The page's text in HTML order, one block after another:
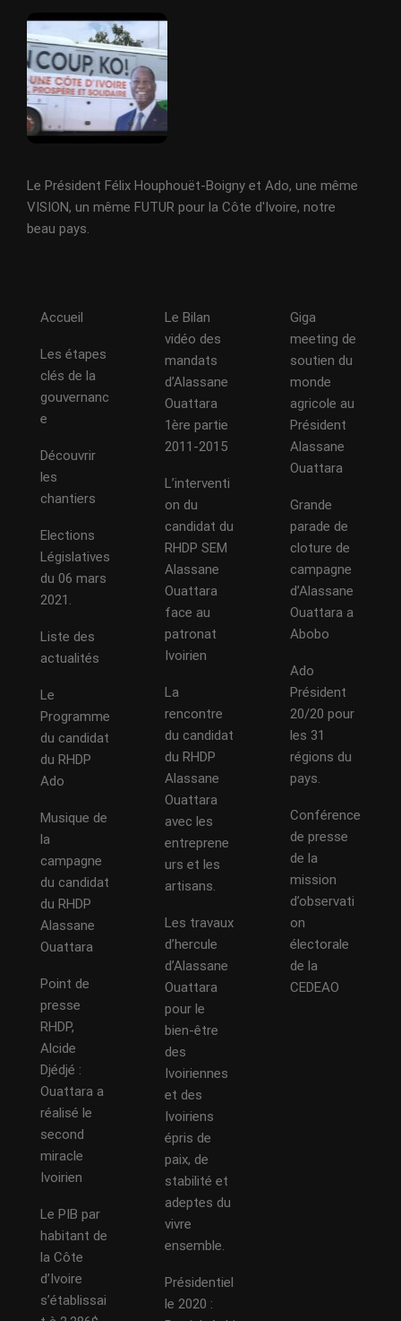
Le Président Félix Houphouët-Boigny et Ado, une même
VISION, un même FUTUR pour la Côte d'Ivoire, notre
beau pays.
Accueil
Les étapes
clés de la
gouvernanc
e
Découvrir
les
chantiers
Elections
Législatives
du 06 mars
2021.
Liste des
actualités
Le
Programme
du candidat
du RHDP
Ado
Musique de
la
campagne
du candidat
du RHDP
Alassane
Ouattara
Point de
presse
RHDP,
Alcide
Djédjé :
Ouattara a
réalisé le
second
miracle
Ivoirien
Le PIB par
habitant de
la Côte
d’Ivoire
s’établissai
Le Bilan
vidéo des
mandats
d’Alassane
Ouattara
1ère partie
2011-2015
L’interventi
on du
candidat du
RHDP SEM
Alassane
Ouattara
face au
patronat
Ivoirien
La
rencontre
du candidat
du RHDP
Alassane
Ouattara
avec les
entreprene
urs et les
artisans.
Les travaux
d’hercule
d’Alassane
Ouattara
pour le
bien-être
des
Ivoiriennes
et des
Ivoiriens
épris de
paix, de
stabilité et
adeptes du
vivre
ensemble.
Présidentiel
le 2020 :
Giga
meeting de
soutien du
monde
agricole au
Président
Alassane
Ouattara
Grande
parade de
cloture de
campagne
d’Alassane
Ouattara a
Abobo
Ado
Président
20/20 pour
les 31
régions du
pays.
Conférence
de presse
de la
mission
d’observati
on
électorale
de la
CEDEAO